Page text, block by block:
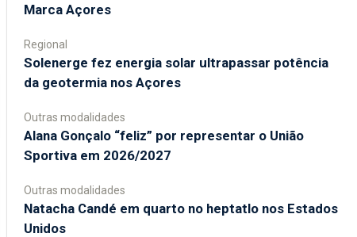
Marca Açores
Regional
Solenerge fez energia solar ultrapassar potência
da geotermia nos Açores
Outras modalidades
Alana Gonçalo “feliz” por representar o União
Sportiva em 2026/2027
Outras modalidades
Natacha Candé em quarto no heptatlo nos Estados
Unidos